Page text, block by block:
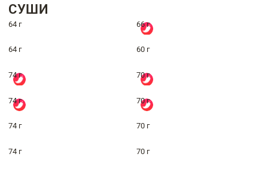
СУШИ
64 г 66 г
64 г 60 г
74 г 70 г
74 г 70 г
74 г 70 г
74 г 70 г